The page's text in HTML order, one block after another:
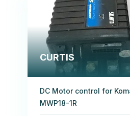
CURTIS
DC Motor control for
MWP18-1R